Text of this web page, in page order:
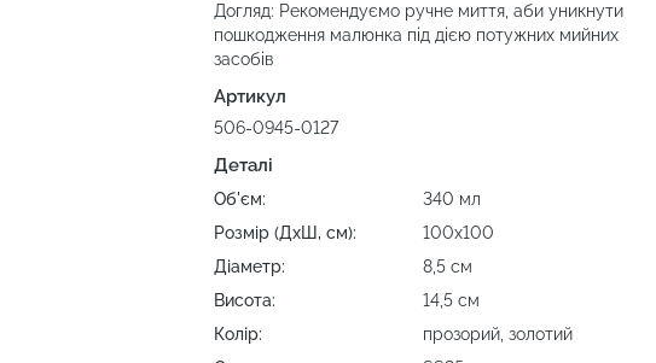
Догляд: Рекомендуємо ручне миття, аби уникнути
пошкодження малюнка під дією потужних мийних
засобів
Артикул
506-0945-0127
Деталі
Об'єм:
340 мл
Розмір (ДхШ, см):
100х100
Діаметр:
8,5 см
Висота:
14,5 см
Колір:
прозорий, золотий